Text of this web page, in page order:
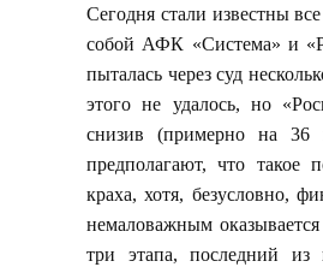
Сегодня стали известны
собой АФК «Система» и
пыталась через суд
этого не удалось, но
снизив (примерно на 36
предполагают, что такое
краха, хотя, безусловно,
немаловажным
три этапа, последний из